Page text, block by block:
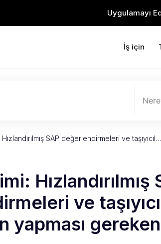
Uygulamayı
İş için
SAP değerlendirmeleri ve taşıyıcıl…
Hızlandırılmış
ve
yapması